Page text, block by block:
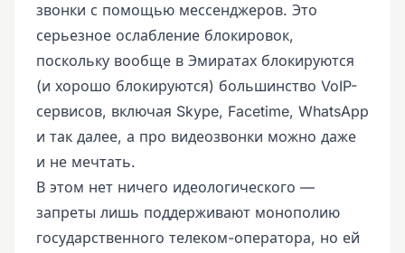
звонки с помощью мессенджеров. Это
серьезное ослабление блокировок,
поскольку вообще в Эмиратах блокируются
(и хорошо блокируются) большинство VoIP-
сервисов, включая Skype, Facetime, WhatsApp
и так далее, а про видеозвонки можно даже
и не мечтать.
В этом нет ничего идеологического —
запреты лишь поддерживают монополию
государственного телеком-оператора, но ей